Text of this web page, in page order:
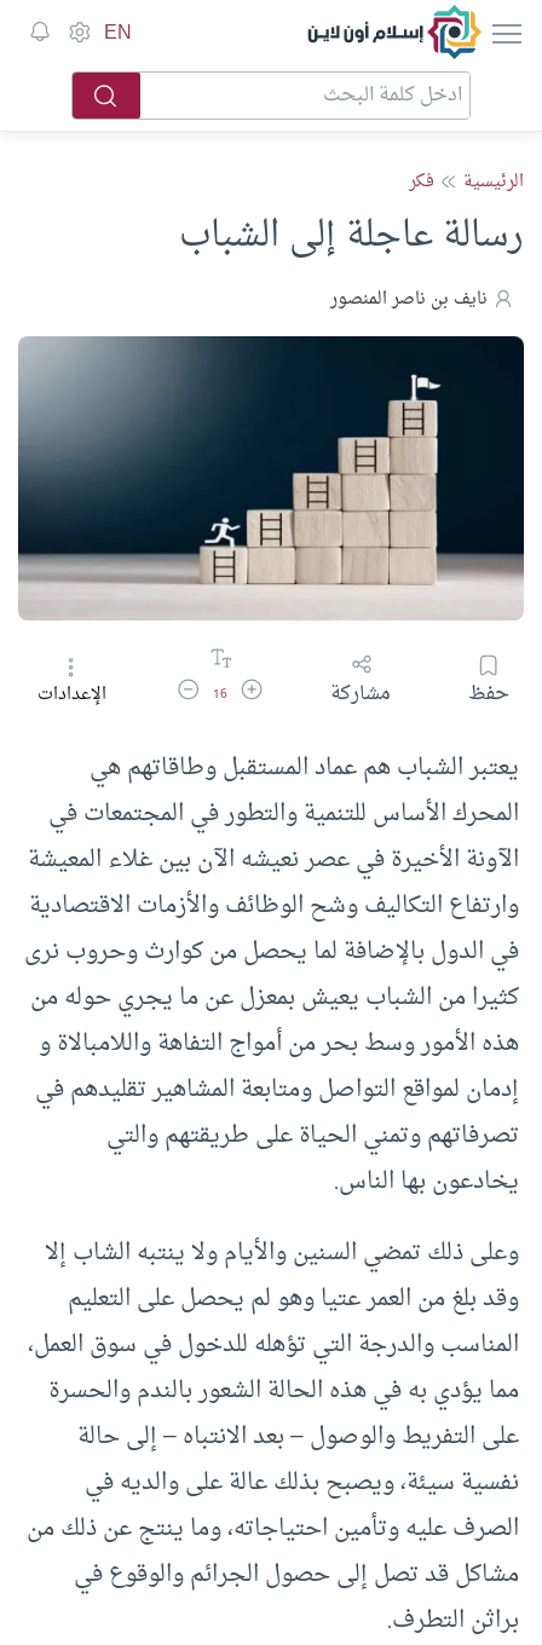
إسلام أون لاين EN
الرئيسية فكر
رسالة عاجلة إلى الشباب
نايف بن ناصر المنصور
حفظ مشاركة زيادة حجم الخط
16 تقليل حجم الخطالإعدادات
يعتبر الشباب هم عماد المستقبل وطاقاتهم هي
المحرك الأساس للتنمية والتطور في المجتمعات في
الآونة الأخيرة في عصر نعيشه الآن بين غلاء المعيشة
وارتفاع التكاليف وشح الوظائف والأزمات الاقتصادية
في الدول بالإضافة لما يحصل من كوارث وحروب نرى
كثيرا من الشباب يعيش بمعزل عن ما يجري حوله من
هذه الأمور وسط بحر من أمواج التفاهة واللامبالاة و
إدمان لمواقع التواصل ومتابعة المشاهير تقليدهم في
تصرفاتهم وتمني الحياة على طريقتهم والتي
يخادعون بها الناس.
وعلى ذلك تمضي السنين والأيام ولا ينتبه الشاب إلا
وقد بلغ من العمر عتيا وهو لم يحصل على التعليم
المناسب والدرجة التي تؤهله للدخول في سوق العمل،
مما يؤدي به في هذه الحالة الشعور بالندم والحسرة
على التفريط والوصول – بعد الانتباه – إلى حالة
نفسية سيئة، ويصبح بذلك عالة على والديه في
الصرف عليه وتأمين احتياجاته، وما ينتج عن ذلك من
مشاكل قد تصل إلى حصول الجرائم والوقوع في
براثن التطرف.